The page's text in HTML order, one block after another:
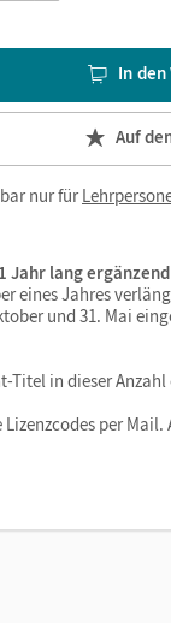
In
Auf
nur für
Jahr lang
eines Jahres
und 31. Mai
in dieser Anzahl
per